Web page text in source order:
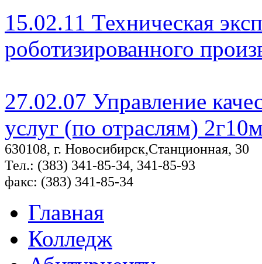
15.02.11 Техническая
роботизированного
27.02.07 Управление
услуг (по отраслям)
630108, г. Новосибирск,Станционная, 30
Тел.: (383) 341-85-34, 341-85-93
факс: (383) 341-85-34
Главная
Колледж